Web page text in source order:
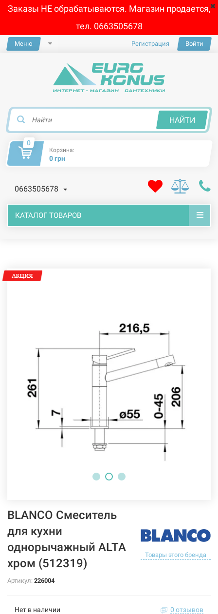
Заказы НЕ обрабатываются. Магазин продается,
тел. 0663505678
Меню Регистрация Войти
НАЙТИ
0
Корзина:
0 грн
0663505678
КАТАЛОГ ТОВАРОВ
BLANCO Смеситель
для кухни
однорычажный ALTA
хром (512319)
Товары этого бренда
Артикул: 226004
Нет в наличии
0 отзывов